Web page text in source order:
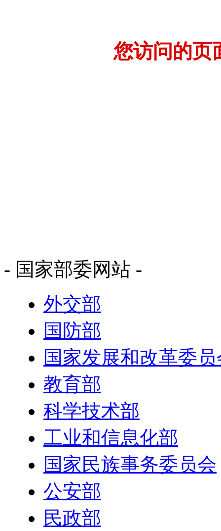
您访问的页
- 国家部委网站 -
外交部
国防部
国家发展和改革委
教育部
科学技术部
工业和信息化部
国家民族事务委员会
公安部
民政部